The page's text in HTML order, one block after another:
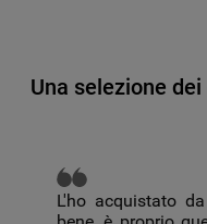
Una selezione
L'ho acquistato
di Google qui:
di marketing
marketing) e (iv)